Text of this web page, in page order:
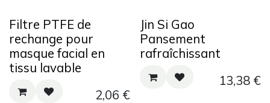
Filtre PTFE de
rechange pour
masque facial en
tissu lavable
2,06 €
Jin Si Gao
Pansement
rafraîchissant
13,38€